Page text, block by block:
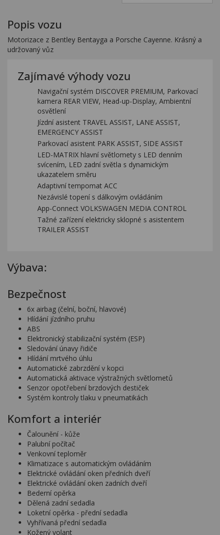
Popis vozu
Motorizace z Bentley Bentayga a Porsche Cayenne. Krásný a
udržovaný vůz
Zajímavé výhody vozu
Navigační systém DISCOVER PREMIUM, Parkovací
kamera REAR VIEW, Head-up-Display, Ambientní
osvětlení
Jízdní asistent TRAVEL ASSIST, LANE ASSIST,
EMERGENCY ASSIST
Parkovací asistent PARK ASSIST, SIDE ASSIST
LED-MATRIX hlavní světlomety s LED denním
svícením, LED zadní světla s dynamickým
ukazatelem směru
Adaptivní tempomat ACC
Nezávislé topení s dálkovým ovládáním
App-Connect VOLKSWAGEN MEDIA CONTROL
Tažné zařízení elektricky sklopné s asistentem
TRAILER ASSIST
Výbava:
Bezpečnost
6x airbag (čelní, boční, hlavové)
Hlídání jízdního pruhu
ABS
Elektronický stabilizační systém (ESP)
Sledování únavy řidiče
Hlídání mrtvého úhlu
Automatické zabrzdění v kopci
Automatická aktivace výstražných světlometů
Senzor opotřebení brzdových destiček
Systém kontroly tlaku v pneumatikách
Komfort a interiér
Čalounění - kůže
Palubní počítač
Venkovní teploměr
Klimatizace s automatickým ovládáním
Elektrické ovládání oken předních dveří
Elektrické ovládání oken zadních dveří
Bederní opěrka
Dělená zadní sedadla
Loketní opěrka - přední sedadla
Vyhřívaná přední sedadla
Kožený volant